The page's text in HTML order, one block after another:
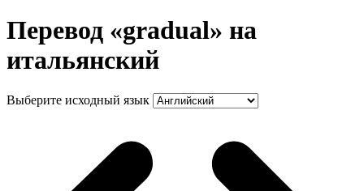
Перевод «gradual» на
итальянский
Выберите исходный язык